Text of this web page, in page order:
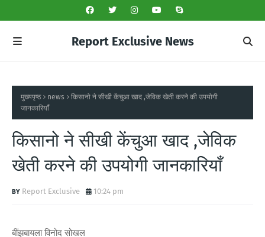
Report Exclusive News
मुख्यपृष्ठ news
किसानो ने सीखी केंचुआ खाद ,जेविक खेती करने की उपयोगी
जानकारियाँ
किसानो ने सीखी केंचुआ खाद ,जेविक
खेती करने की उपयोगी जानकारियाँ
Report Exclusive 10:24 pm
बींझबायला विनोद सोखल